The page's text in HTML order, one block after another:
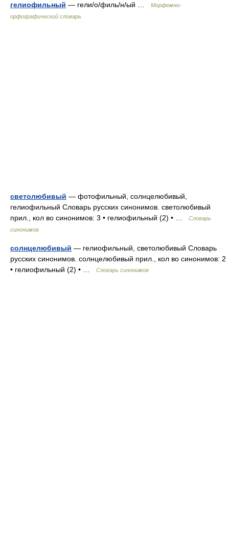
гелиофильный — гели/о/филь/н/ый …
Морфемно-
орфографический словарь
светолюбивый — фотофильный, солнцелюбивый,
гелиофильный Словарь русских синонимов. светолюбивый
прил., кол во синонимов: 3 • гелиофильный (2) • …
Словарь
синонимов
солнцелюбивый — гелиофильный, светолюбивый Словарь
русских синонимов. солнцелюбивый прил., кол во синонимов: 2
• гелиофильный (2) • …
Словарь синонимов